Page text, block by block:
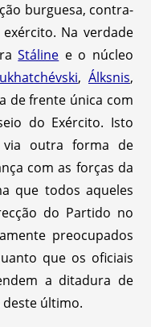
burguesa, contra-
Na verdade
Stáline e o núcleo
, Álksnis,
de frente única com
do Exército. Isto
via outra forma de
com as forças da
que todos aqueles
do Partido no
preocupados
que os oficiais
a ditadura de
deste último.